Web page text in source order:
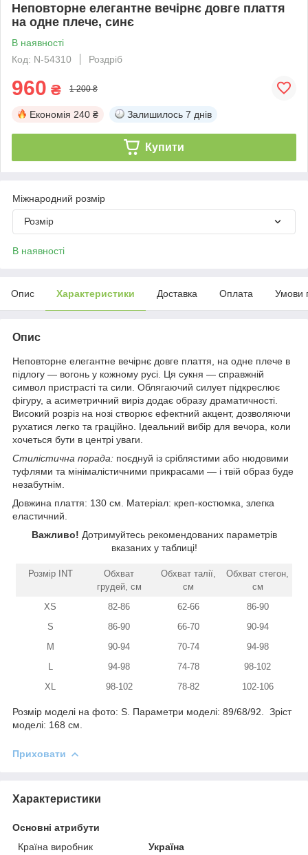
Неповторне елегантне вечірнє довге плаття
на одне плече, синє
В наявності
Код: N-54310
Роздріб
960 ₴ 1 200 ₴
Економія 240 ₴ Залишилось 7 днів
Купити
Міжнародний розмір
Розмір
В наявності
Опис Характеристики Доставка Оплата Умови
Опис
Неповторне елегантне вечірнє довге плаття, на одне плече в
підлогу — вогонь у кожному русі. Ця сукня — справжній
символ пристрасті та сили. Облягаючий силует підкреслює
фігуру, а асиметричний виріз додає образу драматичності.
Високий розріз на нозі створює ефектний акцент, дозволяючи
рухатися легко та граційно. Ідеальний вибір для вечора, коли
хочеться бути в центрі уваги.
Стилістична порада: поєднуй із сріблястими або нюдовими
туфлями та мінімалістичними прикрасами — і твій образ буде
незабутнім.
Довжина плаття: 130 см. Матеріал: креп-костюмка, злегка
еластичний.
Важливо! Дотримуйтесь рекомендованих параметрів
вказаних у таблиці!
Розмір INT
Обхват
грудей, см
Обхват талії,
см
Обхват стегон,
см
XS
82-86 62-66
86-90
S
86-90 66-70
90-94
M
90-94 70-74
94-98
94-98 74-78
98-102
XL
98-102 78-82 102-106
Розмір моделі на фото: S. Параметри моделі: 89/68/92. Зріст
моделі: 168 см.
Приховати
Характеристики
Основні атрибути
Країна виробник
Україна